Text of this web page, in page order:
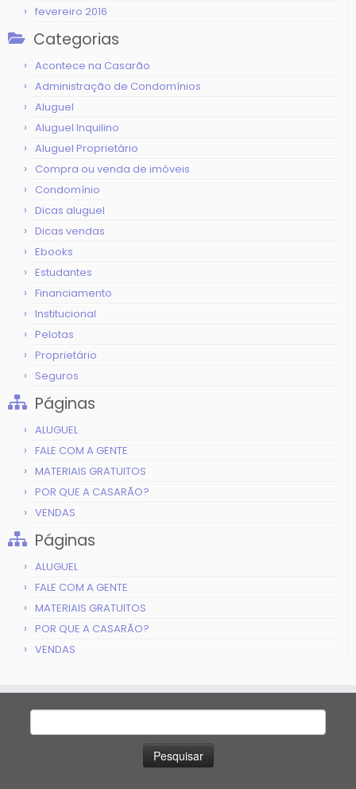
fevereiro 2016
Categorias
Acontece na Casarão
Administração de Condomínios
Aluguel
Aluguel Inquilino
Aluguel Proprietário
Compra ou venda de imóveis
Condomínio
Dicas aluguel
Dicas vendas
Ebooks
Estudantes
Financiamento
Institucional
Pelotas
Proprietário
Seguros
Páginas
ALUGUEL
FALE COM A GENTE
MATERIAIS GRATUITOS
POR QUE A CASARÃO?
VENDAS
Páginas
ALUGUEL
FALE COM A GENTE
MATERIAIS GRATUITOS
POR QUE A CASARÃO?
VENDAS